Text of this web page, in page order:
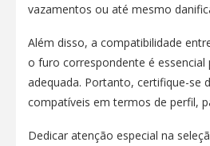
vazamentos ou até mesmo
Além disso, a compatibilidade
o furo correspondente é essencial
adequada. Portanto, certifique-se
compatíveis em termos de perfil,
Dedicar atenção especial na